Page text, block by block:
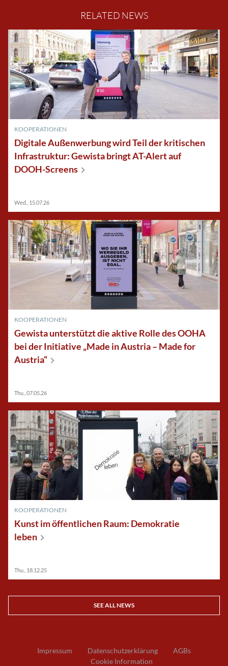
RELATED NEWS
KOOPERATIONEN
Digitale Außenwerbung wird Teil der kritischen
Infrastruktur: Gewista bringt AT-Alert auf
DOOH-Screens
Wed., 15.07.26
KOOPERATIONEN
Gewista unterstützt die aktive Rolle des OOHA
bei der Initiative „Made in Austria – Made for
Austria“
Thu., 07.05.26
KOOPERATIONEN
Kunst im öffentlichen Raum: Demokratie
leben
Thu., 18.12.25
SEE ALL NEWS
Impressum Datenschutzerklärung
AGBs
Cookie Information